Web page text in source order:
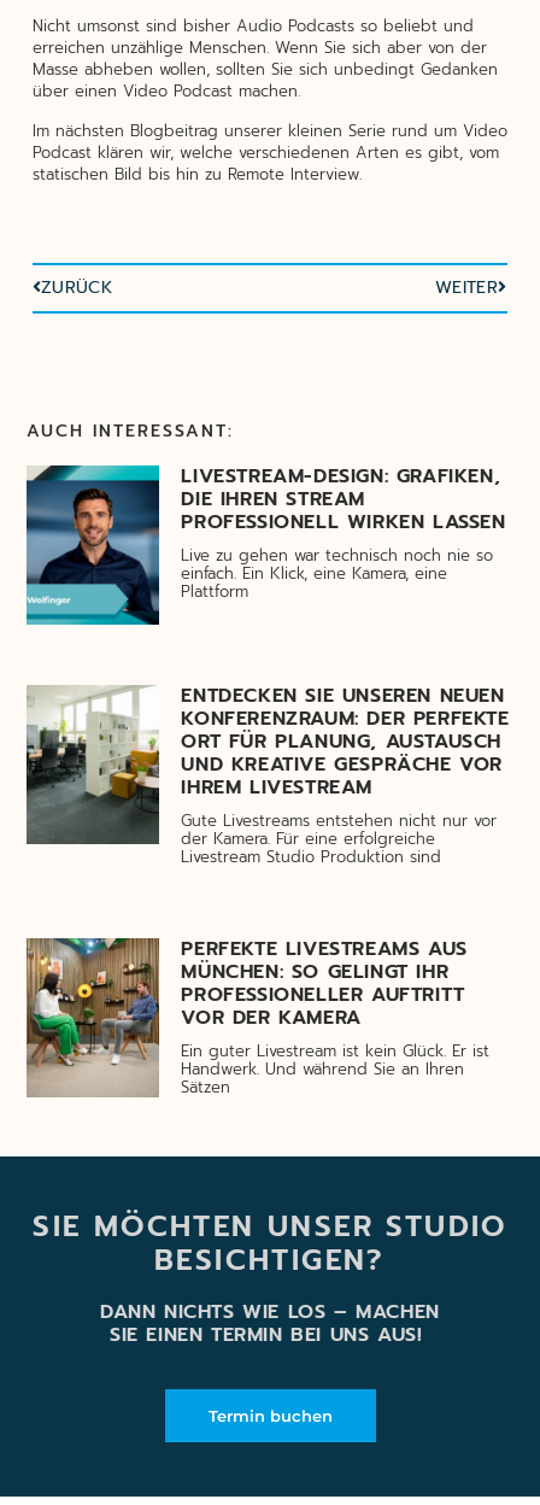
Nicht umsonst sind bisher Audio Podcasts so beliebt und
erreichen unzählige Menschen. Wenn Sie sich aber von der
Masse abheben wollen, sollten Sie sich unbedingt Gedanken
über einen Video Podcast machen.
Im nächsten Blogbeitrag unserer kleinen Serie rund um Video
Podcast klären wir, welche verschiedenen Arten es gibt, vom
statischen Bild bis hin zu Remote Interview.
ZURÜCK WEITER
AUCH INTERESSANT:
LIVESTREAM-DESIGN: GRAFIKEN,
DIE IHREN STREAM
PROFESSIONELL WIRKEN LASSEN
Live zu gehen war technisch noch nie so
einfach. Ein Klick, eine Kamera, eine
Plattform
ENTDECKEN SIE UNSEREN NEUEN
KONFERENZRAUM: DER PERFEKTE
ORT FÜR PLANUNG, AUSTAUSCH
UND KREATIVE GESPRÄCHE VOR
IHREM LIVESTREAM
Gute Livestreams entstehen nicht nur vor
der Kamera. Für eine erfolgreiche
Livestream Studio Produktion sind
PERFEKTE LIVESTREAMS AUS
MÜNCHEN: SO GELINGT IHR
PROFESSIONELLER AUFTRITT
VOR DER KAMERA
Ein guter Livestream ist kein Glück. Er ist
Handwerk. Und während Sie an Ihren
Sätzen
SIE MÖCHTEN UNSER STUDIO
BESICHTIGEN?
DANN NICHTS WIE LOS – MACHEN
SIE EINEN TERMIN BEI UNS AUS!
Termin buchen